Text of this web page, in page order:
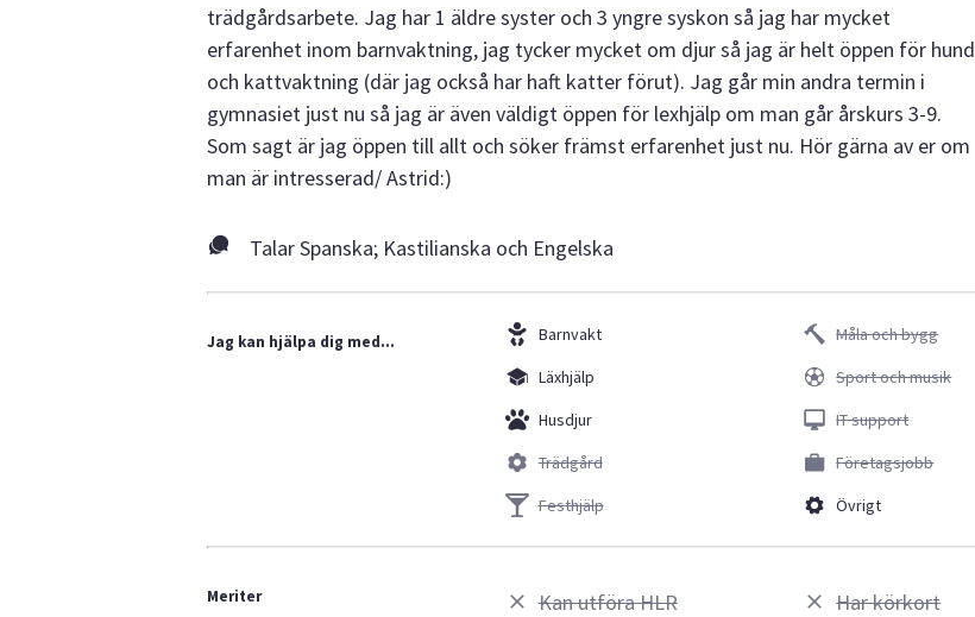
trädgårdsarbete. Jag har 1 äldre syster och 3 yngre syskon så jag har mycket
erfarenhet inom barnvaktning, jag tycker mycket om djur så jag är helt öppen för hund
och kattvaktning (där jag också har haft katter förut). Jag går min andra termin i
gymnasiet just nu så jag är även väldigt öppen för lexhjälp om man går årskurs 3-9.
Som sagt är jag öppen till allt och söker främst erfarenhet just nu. Hör gärna av er om
man är intresserad/ Astrid:)
Talar Spanska; Kastilianska och Engelska
Jag kan hjälpa dig med...
Barnvakt
Läxhjälp
Husdjur
Trädgård
Festhjälp
Måla och bygg
Sport och musik
IT support
Företagsjobb
Övrigt
Meriter Kan utföra HLR Har körkort